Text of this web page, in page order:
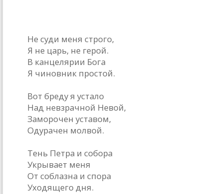
Не суди меня строго,
Я не царь, не герой.
В канцелярии Бога
Я чиновник простой.
Вот бреду я устало
Над невзрачной Невой,
Заморочен уставом,
Одурачен молвой.
Тень Петра и собора
Укрывает меня
От соблазна и спора
Уходящего дня.